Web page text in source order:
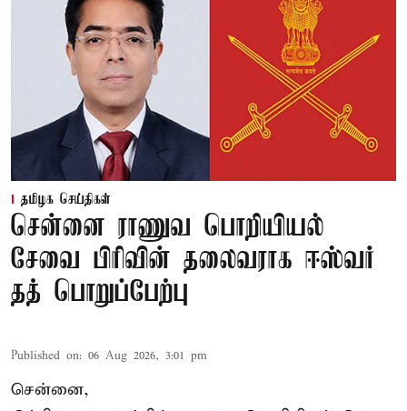
தமிழக செய்திகள்
சென்னை ராணுவ பொறியியல்
சேவை பிரிவின் தலைவராக ஈஸ்வர்
தத் பொறுப்பேற்பு
Published on: 06 Aug 2026, 3:01 pm
சென்னை,